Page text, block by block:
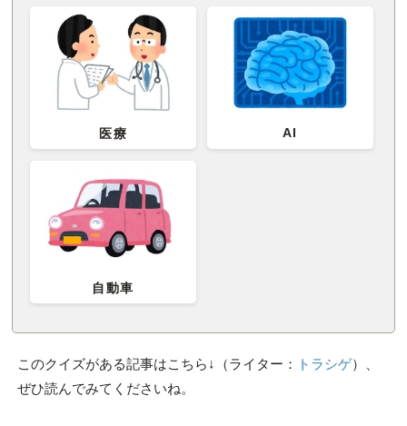
医療 AI
自動車
このクイズがある記事はこちら↓（ライター： トラシゲ）、
ぜひ読んでみてくださいね。